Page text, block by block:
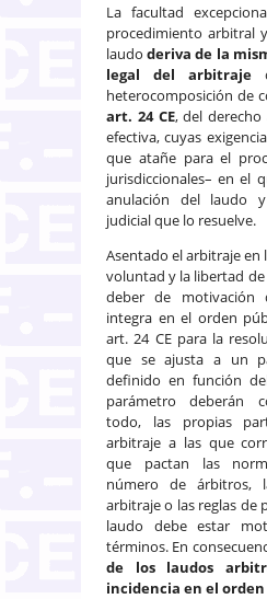
La facultad
procedimiento arbitral
laudoderiva de la
legal del arbitraje
heterocomposición de
art. 24 CE, del
efectiva, cuyas
que atañe para el
jurisdiccionales– en el
anulación del laudo
judicial que lo resuelve.
Asentado el arbitraje en
voluntad y la libertad
deber de
integra en el orden
art. 24 CE para la
que se ajusta a un
definido en función
parámetro deberán
todo, las propias
arbitraje a las que
que pactan las
número de árbitros,
arbitraje o las reglas de
laudo debe estar
términos. En
de los laudos
incidencia en el